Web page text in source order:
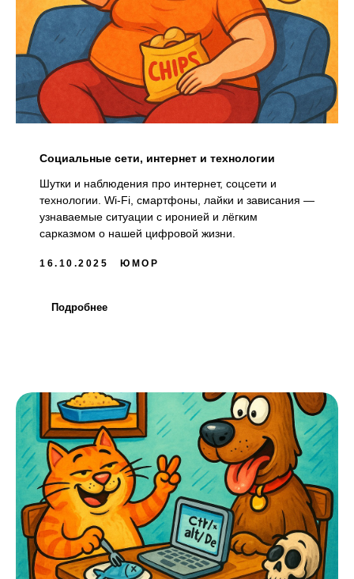
Социальные сети, интернет и технологии
Шутки и наблюдения про интернет, соцсети и
технологии. Wi-Fi, смартфоны, лайки и зависания —
узнаваемые ситуации с иронией и лёгким
сарказмом о нашей цифровой жизни.
16.10.2025 ЮМОР
Подробнее